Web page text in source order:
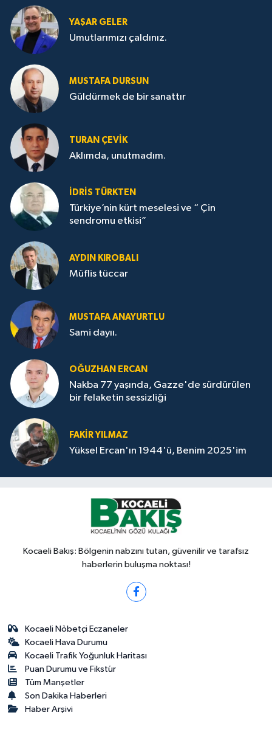
YAŞAR GELER
Umutlarımızı çaldınız.
MUSTAFA DURSUN
Güldürmek de bir sanattır
TURAN ÇEVİK
Aklımda, unutmadım.
İDRİS TÜRKTEN
Türkiye’nin kürt meselesi ve “ Çin
sendromu etkisi”
AYDIN KIROBALI
Müflis tüccar
MUSTAFA ANAYURTLU
Sami dayıı.
OĞUZHAN ERCAN
Nakba 77 yaşında, Gazze'de sürdürülen
bir felaketin sessizliği
FAKİR YILMAZ
Yüksel Ercan'ın 1944'ü, Benim 2025'im
Kocaeli Bakış: Bölgenin nabzını tutan, güvenilir ve tarafsız
haberlerin buluşma noktası!
Kocaeli Nöbetçi Eczaneler
Kocaeli Hava Durumu
Kocaeli Trafik Yoğunluk Haritası
Puan Durumu ve Fikstür
Tüm Manşetler
Son Dakika Haberleri
Haber Arşivi